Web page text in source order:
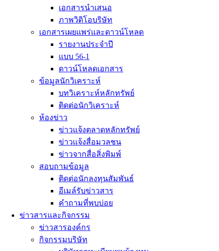
เอกสารนำเสนอ
ภาพวิดิโอบริษัท
เอกสารเผยแพร่และดาวน์โหลด
รายงานประจำปี
แบบ 56-1
ดาวน์โหลดเอกสาร
ข้อมูลนักวิเคราะห์
บทวิเคราะห์หลักทรัพย์
ติดต่อนักวิเคราะห์
ห้องข่าว
ข่าวแจ้งตลาดหลักทรัพย์
ข่าวเเจ้งสื่อมวลชน
ข่าวจากสื่อสิ่งพิมพ์
สอบถามข้อมูล
ติดต่อนักลงทุนสัมพันธ์
อีเมล์รับข่าวสาร
คำถามที่พบบ่อย
ข่าวสารและกิจกรรม
ข่าวสารองค์กร
กิจกรรมบริษัท